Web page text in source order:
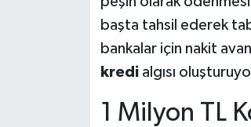
başta tahsil ederek
bankalar için nakit
kredialgısı
1 Milyon TL